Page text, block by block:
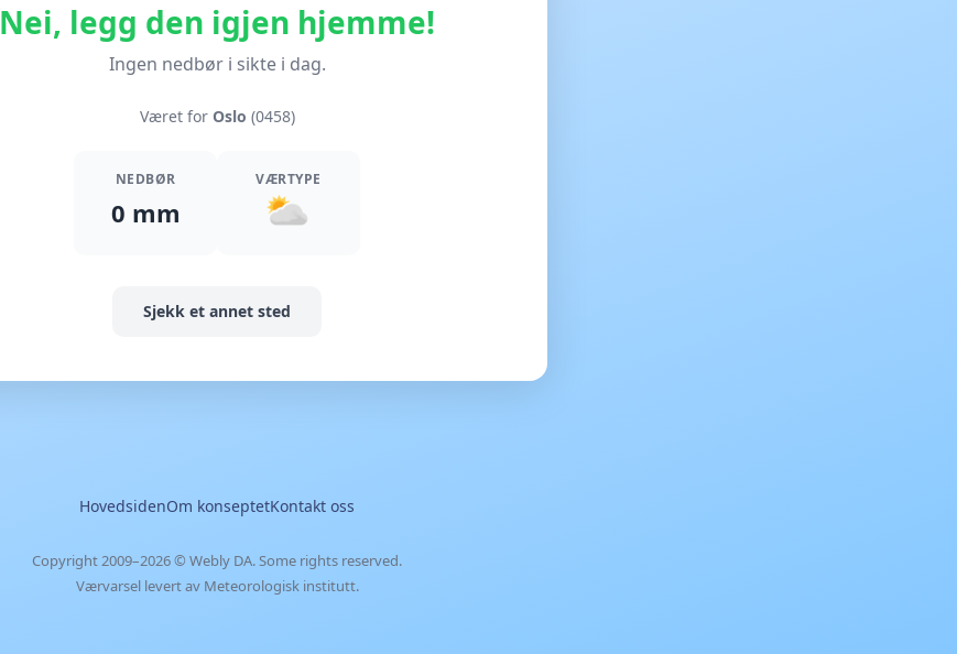
Nei, legg den igjen hjemme!
Ingen nedbør i sikte i dag.
Været for Oslo (0458)
NEDBØR
0 mm
VÆRTYPE
Sjekk et annet sted
HovedsidenOm konseptetKontakt oss
Copyright 2009–2026 © Webly DA. Some rights reserved.
Værvarsel levert av Meteorologisk institutt.